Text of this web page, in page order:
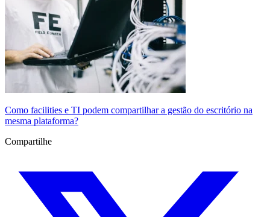
Como facilities e TI podem compartilhar a gestão do escritório na
mesma plataforma?
Compartilhe